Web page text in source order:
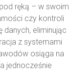
ręką – w swoim
czy kontroli
danych, eliminując
z systemami
osiąga na
jednocześnie